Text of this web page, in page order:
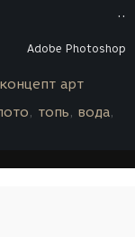
..
Adobe Photoshop
концепт арт
топь
вода